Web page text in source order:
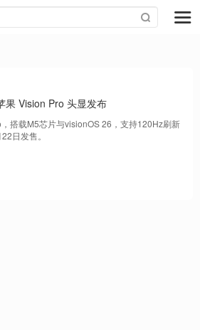
果 Vision Pro 头显发布
搭载M5芯片与visionOS 26，支持120Hz刷新
日发售。